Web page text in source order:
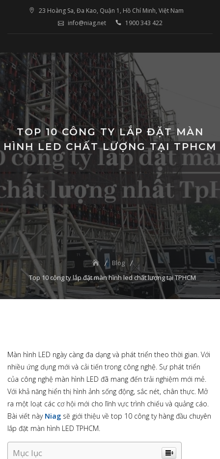
23 Hoàng Sa, Đa Kao, Quận 1, Hồ Chí Minh, Việt Nam
info@niag.net
1900 343 422
TOP 10 CÔNG TY LẮP ĐẶT MÀN
HÌNH LED CHẤT LƯỢNG TẠI TPHCM
Blog
Top 10 công ty lắp đặt màn hình led chất lượng tại TPHCM
Màn hình LED ngày càng đa dạng và phát triển theo thời gian. Với
nhiều ứng dụng mới và cải tiến trong công nghệ. Sự phát triển
của công nghệ màn hình LED đã mang đến trải nghiệm mới mẻ.
Với khả năng hiển thị hình ảnh sống động, sắc nét, chân thực. Mở
ra một loạt các cơ hội mới cho lĩnh vực trình chiếu và quảng cáo.
Bài viết này Niag sẽ giới thiệu về top 10 công ty hàng đầu chuyên
lắp đặt màn hình LED TPHCM.
Mục lục